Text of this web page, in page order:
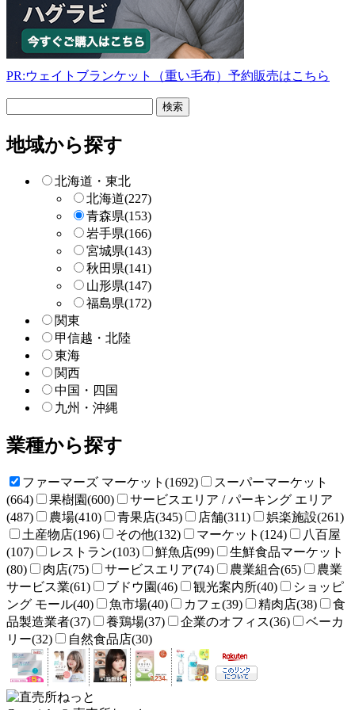
PR:ウェイトブランケット（重い毛布）予約販売はこちら
ー
検
地域から探す
北海道・東北
北海道(227)
青森県(153)
岩手県(166)
宮城県(143)
秋田県(141)
山形県(147)
福島県(172)
関東
甲信越・北陸
東海
関西
中国・四国
九州・沖縄
業種から探す
ファーマーズ マーケット(1692)
スーパーマーケット
(664)
果樹園(600)
サービスエリア / パーキング エリア
(487)
農場(410) 青果店(345) 店舗(311)
娯楽施設(261)
土産物店(196)
その他(132) マーケット(124)
八百屋
(107)
レストラン(103) 鮮魚店(99)
生鮮食品マーケット
(80)
肉店(75) サービスエリア(74) 農業組合(65)
農業
サービス業(61)
ブドウ園(46) 観光案内所(40)
ショッピ
ング モール(40)
魚市場(40) カフェ(39) 精肉店(38)
食
品製造業者(37)
養鶏場(37) 企業のオフィス(36)
ベーカ
リー(32)
自然食品店(30)